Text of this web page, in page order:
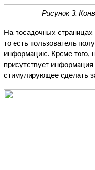
Рисунок 3.
На посадочных
то есть пользователь
информацию. Кроме того,
присутствует
стимулирующее сделать